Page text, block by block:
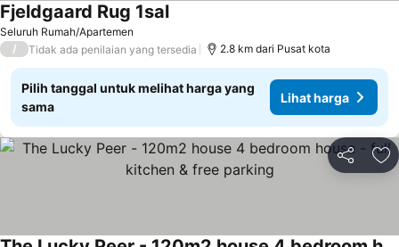
Seluruh Rumah/Apartemen
Fjeldgaard Rug 1salLihat harga
/ Tidak ada penilaian yang tersedia 2.8 km dari Pusat kota
Pilih tanggal untuk melihat harga yang
sama
Lihat harga
Bagikan